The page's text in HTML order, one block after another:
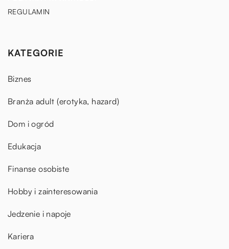
REGULAMIN
KATEGORIE
Biznes
Branża adult (erotyka, hazard)
Dom i ogród
Edukacja
Finanse osobiste
Hobby i zainteresowania
Jedzenie i napoje
Kariera